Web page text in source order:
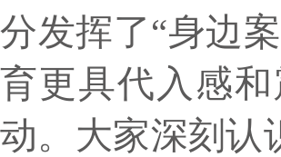
分发挥了“身边
育更具代入感
动。大家深刻认